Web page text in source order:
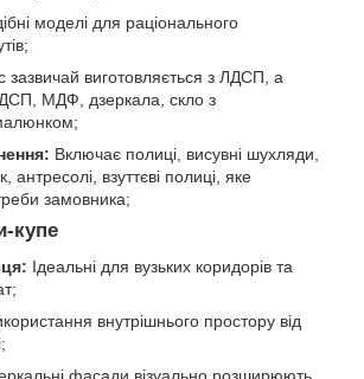
моделі для раціонального
зазвичай виготовляється з ЛДСП, а
МДФ, дзеркала, скло з
Включає полиці, висувні шухляди,
антресолі, взуттєві полиці, яке
замовника;
купе
Ідеальні для вузьких коридорів та
внутрішнього простору від